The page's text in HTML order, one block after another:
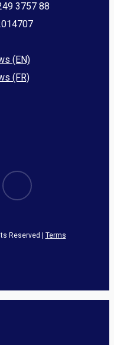
3757 88
(EN)
(FR)
email
Reserved | Terms